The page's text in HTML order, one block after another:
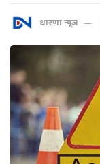
धारणा न्यूज